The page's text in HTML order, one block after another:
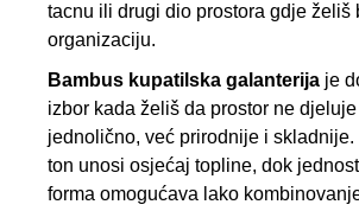
tacnu ili drugi dio prostora gdje želiš
organizaciju.
Bambus kupatilska galanterija je
izbor kada želiš da prostor ne
jednolično, već prirodnije i skladnije.
ton unosi osjećaj topline, dok
forma omogućava lako